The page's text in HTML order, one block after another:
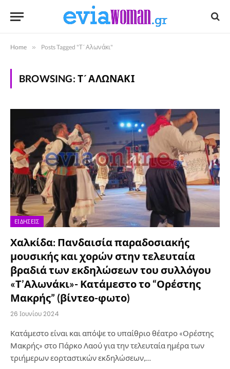
Home » Posts Tagged "Τ´ Αλωνάκι"
BROWSING: Τ´ ΑΛΩΝΆΚΙ
ΕΙΔΉΣΕΙΣ
Χαλκίδα: Πανδαισία παραδοσιακής
μουσικής και χορών στην τελευταία
βραδιά των εκδηλώσεων του συλλόγου
«Τ’Αλωνάκι»- Κατάμεστο το “Ορέστης
Μακρής” (βίντεο-φωτο)
26 Ιουνίου 2024
Κατάμεστο είναι και απόψε το υπαίθριο θέατρο «Ορέστης
Μακρής» στο Πάρκο Λαού για την τελευταία ημέρα των
τριήμερων εορταστικών εκδηλώσεων,…